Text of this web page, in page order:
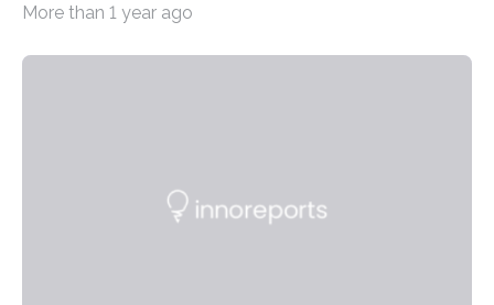
„Microverse“ mit Arbeiten der Fotografin Kathrin
Labor für Mikrobiologie Für das Projekt „Microverse“ hat
More than 1 year ago